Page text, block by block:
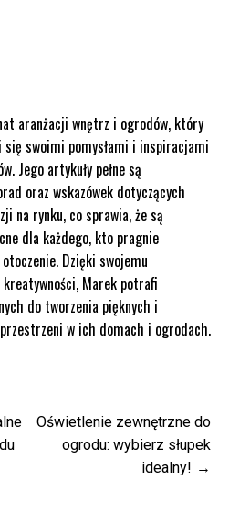
aranżacji wnętrz i ogrodów, który
się swoimi pomysłami i inspiracjami
Jego artykuły pełne są
oraz wskazówek dotyczących
na rynku, co sprawia, że są
dla każdego, kto pragnie
Dzięki swojemu
Marek potrafi
do tworzenia pięknych i
w ich domach i ogrodach.
Oświetlenie zewnętrzne do
ogrodu: wybierz słupek
idealny!